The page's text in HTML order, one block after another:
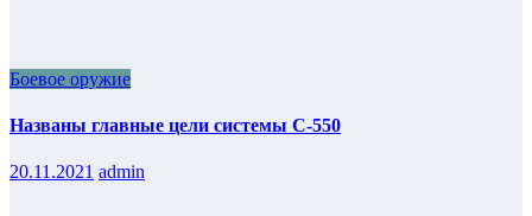
Боевое оружие
Названы главные цели системы С-550
20.11.2021 admin